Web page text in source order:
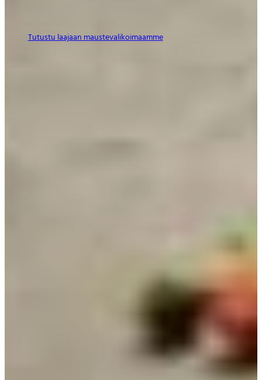
Tutustu laajaan maustevalikoimaamme